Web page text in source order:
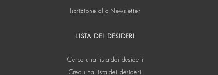
Iscrizione alla Newsletter
LISTA DEI DESIDERI
Cerca una lista dei desideri
Crea una lista dei desideri